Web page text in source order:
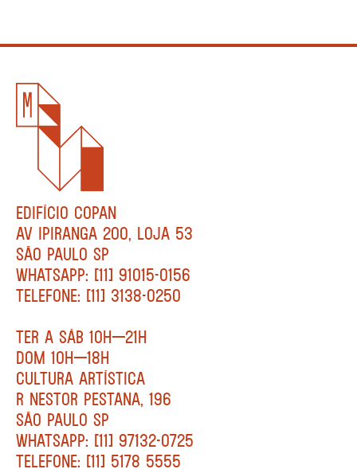
EDIFÍCIO COPAN
AV IPIRANGA 200, LOJA 53
SÃO PAULO SP
WHATSAPP: [11] 91015-0156
TELEFONE: [11] 3138-0250
TER A SÁB 10H—21H
DOM 10H—18H
CULTURA ARTÍSTICA
R NESTOR PESTANA, 196
SÃO PAULO SP
WHATSAPP: [11] 97132-0725
TELEFONE: [11] 5178 5555